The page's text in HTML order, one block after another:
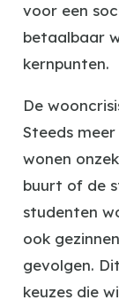
voor een
betaalbaar
kernpunten.
De
Steeds
wonen
buurt of de
studenten
ook
gevolgen.
keuzes die